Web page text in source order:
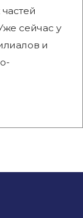
сейчас у
и